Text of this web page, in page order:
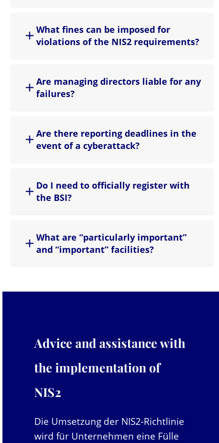
What fines can be imposed for
violations of the NIS2 requirements?
Are managing directors liable for any
failures?
Are there reporting deadlines in the
event of a cyberattack?
Do I need to officially register with
the BSI?
What are “particularly important”
and “important” facilities?
Advice and assistance with
the implementation of
NIS2
Die Umsetzung der NIS2-Richtlinie
wird für Unternehmen eine Fülle